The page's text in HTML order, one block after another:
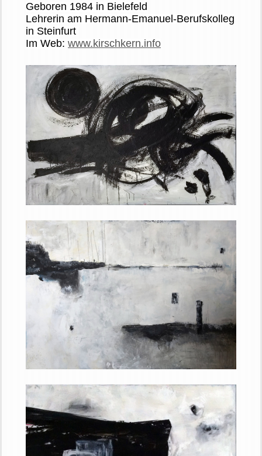
Geboren 1984 in Bielefeld
Lehrerin am Hermann-Emanuel-Berufskolleg
in Steinfurt
Im Web: www.kirschkern.info